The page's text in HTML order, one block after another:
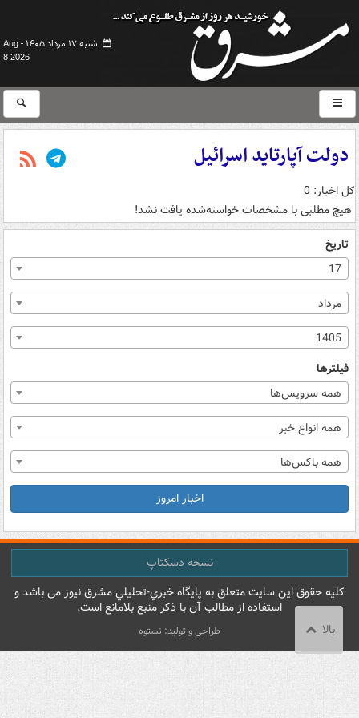
شنبه ۱۷ مرداد ۱۴۰۵ -
Aug
8 2026
دولت آپارتاید اسرائیل
کل اخبار: 0
هیچ مطلبی با مشخصات خواسته‌شده یافت نشد!
تاریخ
17
مرداد
1405
فیلترها
همه سرویس‌ها
همه انواع خبر
همه باکس‌ها
اخبار امروز
نسخه دسکتاپ
کليه حقوق اين سايت متعلق به پایگاه خبري-تحليلي مشرق نيوز می باشد و
استفاده از مطالب آن با ذکر منبع بلامانع است.
طراحی و تولید: نستوه بالا